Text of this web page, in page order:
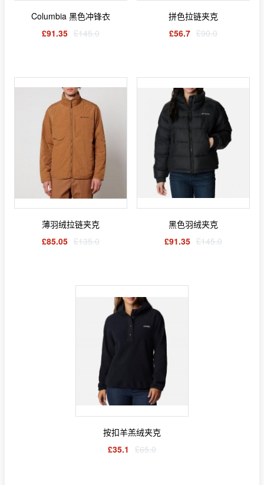
Columbia 黑色冲锋衣
£91.35 £145.0
拼色拉链夹克
£56.7 £90.0
薄羽绒拉链夹克
£85.05 £135.0
黑色羽绒夹克
£91.35 £145.0
按扣羊羔绒夹克
£35.1 £65.0